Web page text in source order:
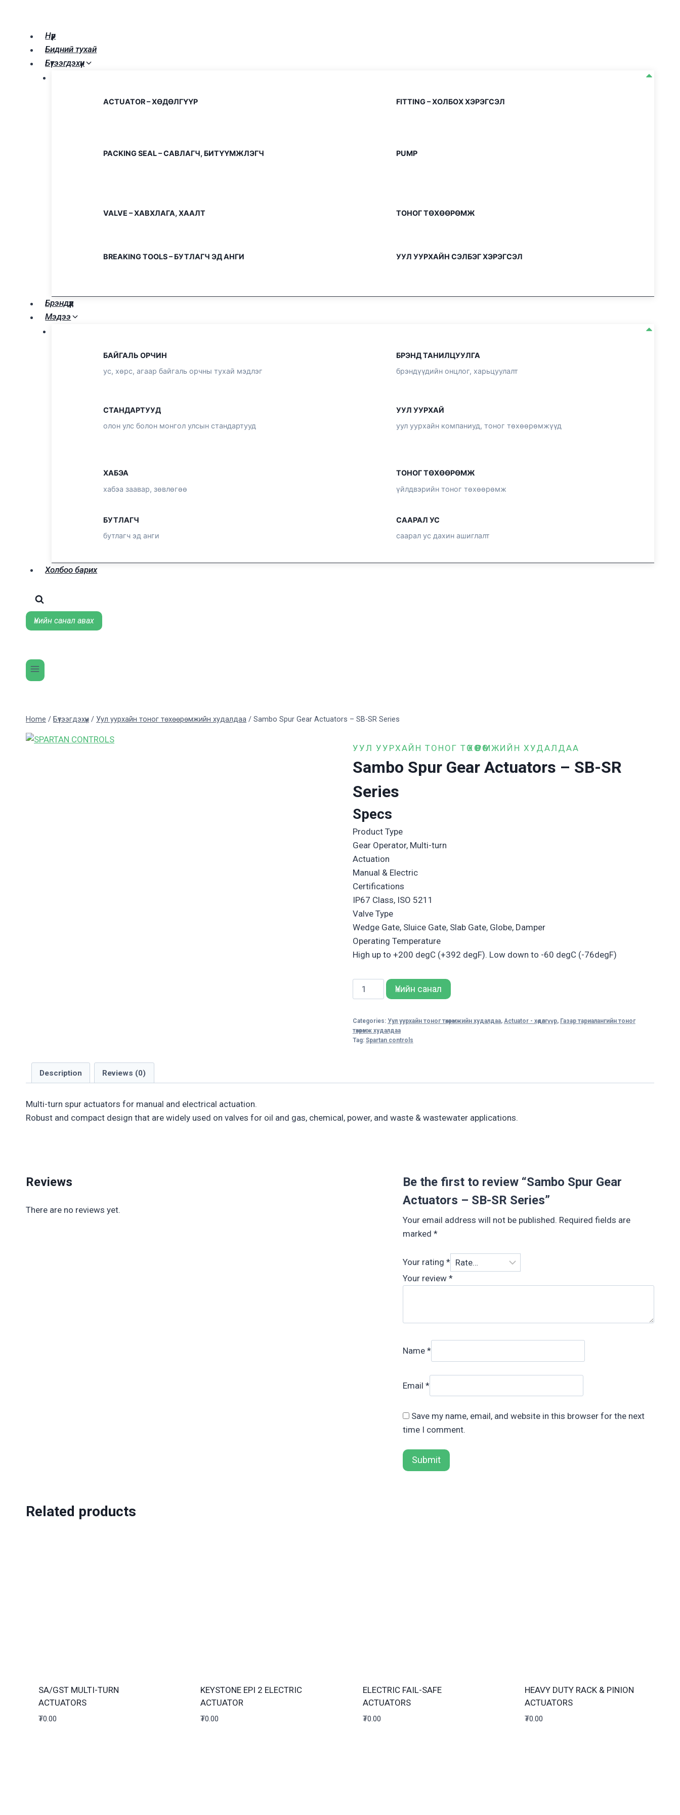
Нүүр
Бидний тухай
Бүтээгдэхүүн
ACTUATOR – ХӨДӨЛГҮҮР FITTING – ХОЛБОХ ХЭРЭГСЭЛ
PACKING SEAL – САВЛАГЧ, БИТҮҮМЖЛЭГЧ PUMP
VALVE – ХАВХЛАГА, ХААЛТ
BREAKING TOOLS – БУТЛАГЧ ЭД АНГИ
ТОНОГ ТӨХӨӨРӨМЖ
УУЛ УУРХАЙН СЭЛБЭГ ХЭРЭГСЭЛ
Брэндүүд
Мэдээ
БАЙГАЛЬ ОРЧИН
ус, хөрс, агаар байгаль орчны тухай мэдлэг
БРЭНД ТАНИЛЦУУЛГА
брэндүүдийн онцлог, харьцуулалт
СТАНДАРТУУД
олон улс болон монгол улсын стандартууд
УУЛ УУРХАЙ
уул уурхайн компаниуд, тоног төхөөрөмжүүд
ХАБЭА
хабэа заавар, зөвлөгөө
БУТЛАГЧ
бутлагч эд анги
ТОНОГ ТӨХӨӨРӨМЖ
үйлдвэрийн тоног төхөөрөмж
СААРАЛ УС
саарал ус дахин ашиглалт
Холбоо барих
Үнийн санал авах
Home / Бүтээгдэхүүн / Уул уурхайн тоног төхөөрөмжийн худалдаа / Sambo Spur Gear Actuators – SB-SR Series
УУЛ УУРХАЙН ТОНОГ ТӨХӨӨРӨМЖИЙН ХУДАЛДАА
Sambo Spur Gear Actuators – SB-SR
Series
Specs
Product Type
Gear Operator, Multi-turn
Actuation
Manual & Electric
Certifications
IP67 Class, ISO 5211
Valve Type
Wedge Gate, Sluice Gate, Slab Gate, Globe, Damper
Operating Temperature
High up to +200 degC (+392 degF). Low down to -60 degC (-76degF)
Sambo
Spur
Actuators
–
Series
Үнийн санал
Categories: Уул уурхайн тоног төхөөрөмжийн худалдаа, Actuator - хөдөлгүүр, Газар тариалангийн тоног
төхөөрөмж худалдаа
Tag: Spartan controls
Description Reviews (0)
Multi-turn spur actuators for manual and electrical actuation.
Robust and compact design that are widely used on valves for oil and gas, chemical, power, and waste & wastewater applications.
Reviews
There are no reviews yet.
Be the first to review “Sambo Spur Gear
Actuators – SB-SR Series”
Your email address will not be published. Required fields are
marked*
Your rating*
Your review*
Name*
Email*
Save my name, email, and website in this browser for the next
time I comment.
Related products
SA/GST MULTI-TURN
ACTUATORS
₮0.00
KEYSTONE EPI 2 ELECTRIC
ACTUATOR
₮0.00
ELECTRIC FAIL-SAFE
ACTUATORS
₮0.00
HEAVY DUTY RACK & PINION
ACTUATORS
₮0.00